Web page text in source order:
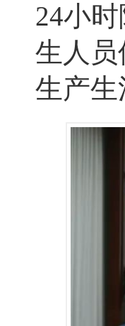
24小
生人
生产生